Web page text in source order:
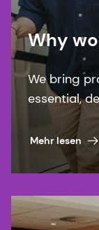
Why
We bring
essential,
you’re
prospects,
Mehr lesen